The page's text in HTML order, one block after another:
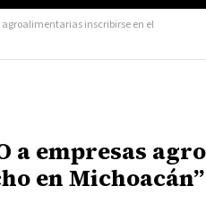
agroalimentarias inscribirse en el
a empresas
en Michoacán”